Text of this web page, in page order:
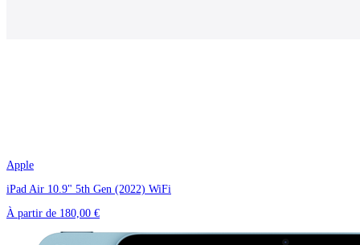
Apple
iPad Air 10.9" 5th Gen (2022) WiFi
À partir de 180,00 €